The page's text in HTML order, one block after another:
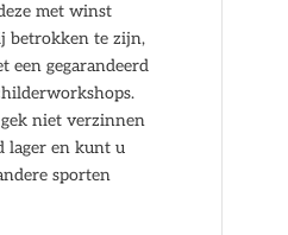
met winst
betrokken te zijn,
een gegarandeerd
niet verzinnen
lager en kunt u
sporten